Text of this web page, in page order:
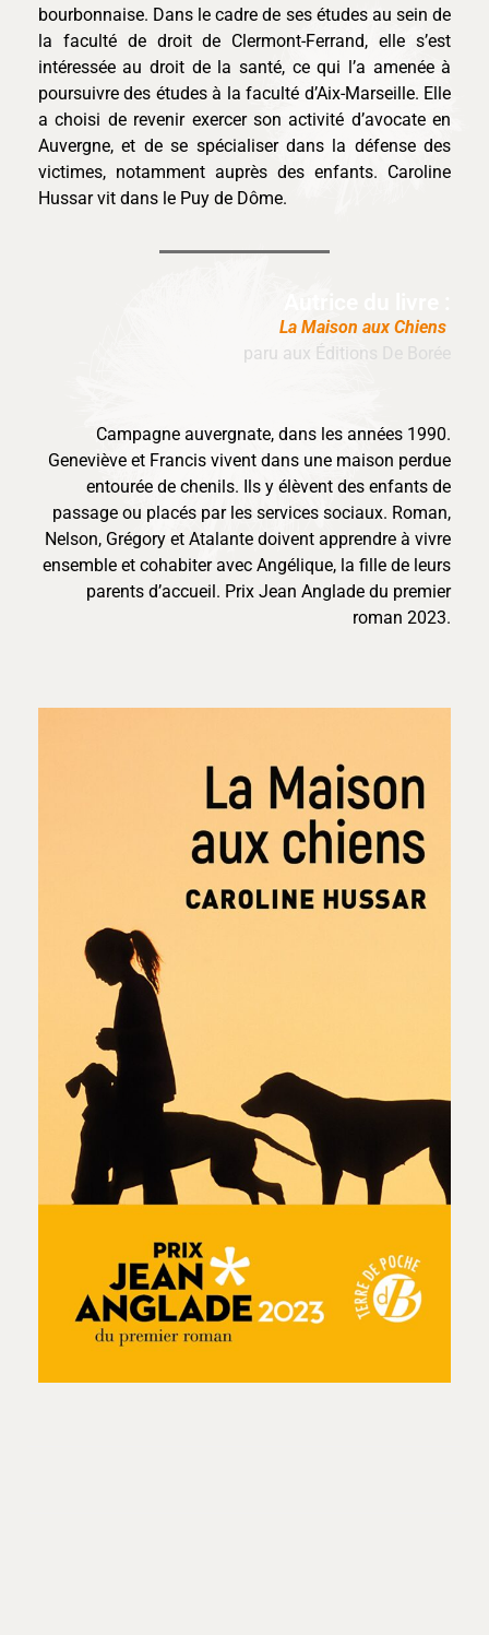
bourbonnaise. Dans le cadre de ses études au sein de
la faculté de droit de Clermont-Ferrand, elle s’est
intéressée au droit de la santé, ce qui l’a amenée à
poursuivre des études à la faculté d’Aix-Marseille. Elle
a choisi de revenir exercer son activité d’avocate en
Auvergne, et de se spécialiser dans la défense des
victimes, notamment auprès des enfants. Caroline
Hussar vit dans le Puy de Dôme.
La Maison aux Chiens
paru aux Éditions De Borée
Campagne auvergnate, dans les années 1990.
Geneviève et Francis vivent dans une maison perdue
entourée de chenils. Ils y élèvent des enfants de
passage ou placés par les services sociaux. Roman,
Nelson, Grégory et Atalante doivent apprendre à vivre
ensemble et cohabiter avec Angélique, la fille de leurs
parents d’accueil. Prix Jean Anglade du premier
roman 2023.